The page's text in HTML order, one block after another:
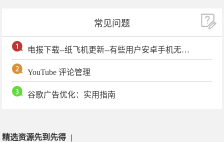
常见问题
电报下载--纸飞机更新--有些用户安卓手机无法更新电报软件
YouTube 评论管理
谷歌广告优化：实用指南
精选资源先到先得 |